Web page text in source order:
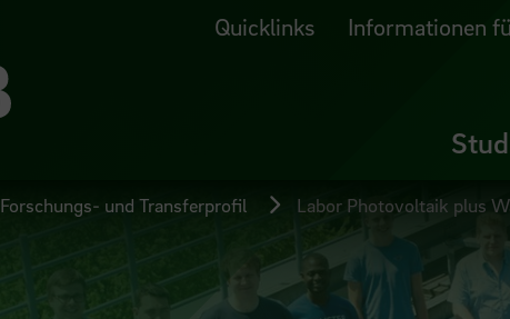
Quicklinks Informationen
Forschungs- und Transferprofil Labor Photovoltaik plus